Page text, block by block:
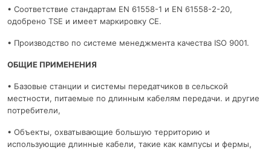
• Соответствие стандартам EN 61558-1 и EN 61558-2-20,
одобрено TSE и имеет маркировку CE.
• Производство по системе менеджмента качества ISO 9001.
ОБЩИЕ ПРИМЕНЕНИЯ
• Базовые станции и системы передатчиков в сельской
местности, питаемые по длинным кабелям передачи. и другие
потребители,
• Объекты, охватывающие большую территорию и
использующие длинные кабели, такие как кампусы и фермы,